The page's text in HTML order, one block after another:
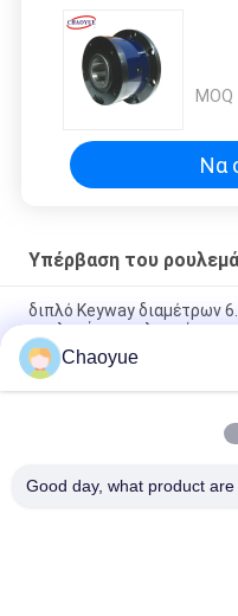
MOQ
Να
Υπέρβαση του
διπλό Keyway διαμέτρων
ρουλεμάν συμπλεκτών
εσωτερική διάμετρος
N.M που αντέχει τη
Εξωτερική διάμετρος
Chaoyue
Good day, what product